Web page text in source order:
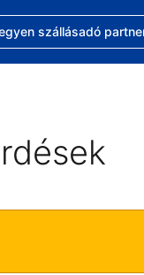
Jelenleg
a foglalással
szállásadó